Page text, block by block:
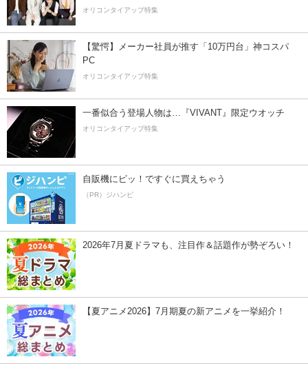
オリコンタイアップ特集
【驚愕】メーカー社員が推す「10万円台」神コスパ
PC
オリコンタイアップ特集
一番似合う登場人物は…『VIVANT』限定ウオッチ
オリコンタイアップ特集
自販機にピッ！ですぐに買えちゃう
（PR）ジハンピ
2026年7月夏ドラマも、注目作＆話題作が勢ぞろい！
【夏アニメ2026】7月期夏の新アニメを一挙紹介！